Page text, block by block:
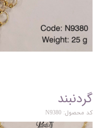
گردنبند
کد محصول: N9380